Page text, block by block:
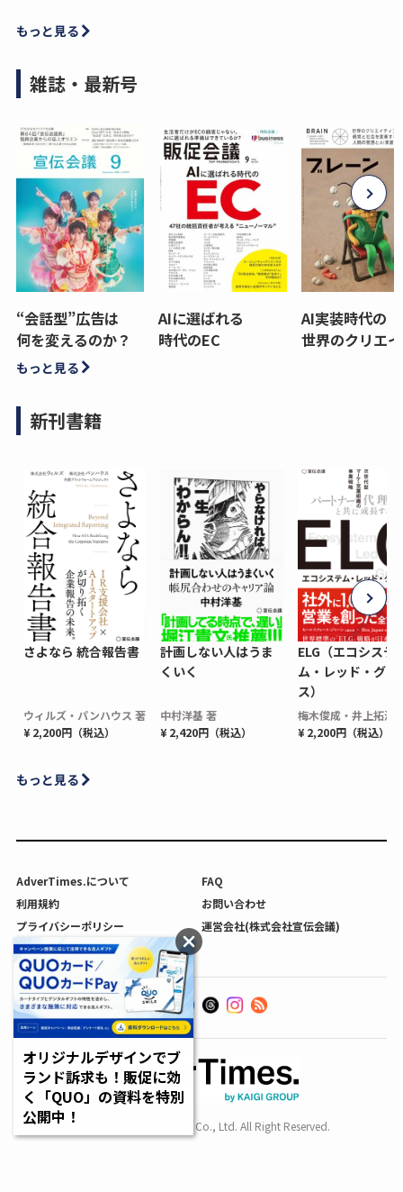
もっと見る
雑誌・最新号
“会話型”広告は
何を変えるのか？
AIに選ばれる
時代のEC
AI実装時代の
世界のクリエ
もっと見る
新刊書籍
さよなら 統合報告書
ウィルズ・パンハウス 著
¥ 2,200円（税込）
計画しない人はうま
くいく
中村洋基 著
¥ 2,420円（税込）
ELG（エコシステ
ム・レッド・グロ
ス）
梅木俊成・井上拓海
¥ 2,200円（税込）
もっと見る
AdverTimes.について
FAQ
利用規約
お問い合わせ
プライバシーポリシー
運営会社(株式会社宣伝会議)
利用者情報の外部送信について
Copyright SENDENKAIGI Co., Ltd. All Right Reserved.
オリジナルデザインでブ
ランド訴求も！販促に効
く「QUO」の資料を特別
公開中！